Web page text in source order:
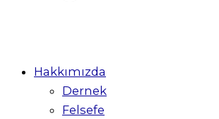
Hakkımızda
Dernek
Felsefe